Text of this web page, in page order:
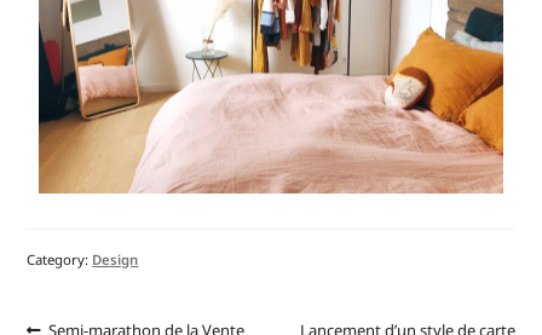
Category: Design
Semi-marathon de la Vente
Lancement d’un style de carte